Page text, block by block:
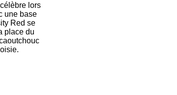
lors
une base
Red se
place du